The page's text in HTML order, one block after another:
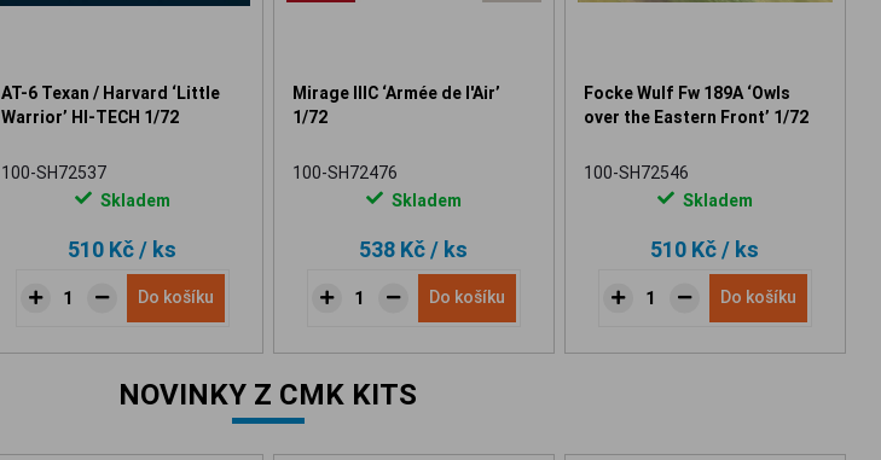
AT-6 Texan / Harvard ‘Little
Warrior’ HI-TECH 1/72
100-SH72537
Skladem
510 Kč/ ks
Do košíku
Mirage IIIC ‘Armée de l'Air’
1/72
100-SH72476
Skladem
538 Kč/ ks
Do košíku
Focke Wulf Fw 189A ‘Owls
over the Eastern Front’ 1/72
100-SH72546
Skladem
510 Kč/ ks
Do košíku
NOVINKY Z CMK KITS